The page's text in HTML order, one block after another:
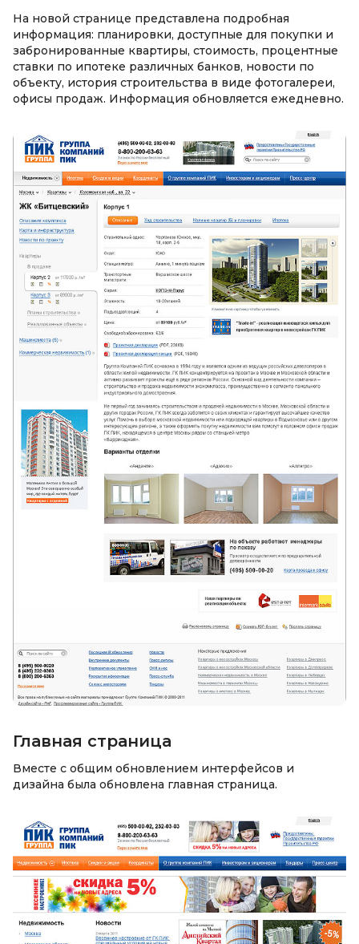
На новой странице представлена подробная
информация: планировки, доступные для покупки и
забронированные квартиры, стоимость, процентные
ставки по ипотеке различных банков, новости по
объекту, история строительства в виде фотогалереи,
офисы продаж. Информация обновляется ежедневно.
Главная страница
Вместе с общим обновлением интерфейсов и
дизайна была обновлена главная страница.